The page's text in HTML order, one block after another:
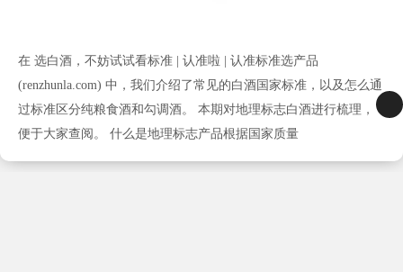
在 选白酒，不妨试试看标准 | 认准啦 | 认准标准选产品
(renzhunla.com) 中，我们介绍了常见的白酒国家标准，以及怎么通
过标准区分纯粮食酒和勾调酒。 本期对地理标志白酒进行梳理，
便于大家查阅。 什么是地理标志产品根据国家质量